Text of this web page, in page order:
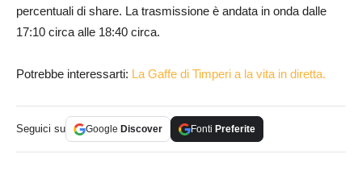
percentuali di share. La trasmissione è andata in onda dalle
17:10 circa alle 18:40 circa.
Potrebbe interessarti: La Gaffe di Timperi a la vita in diretta.
Seguici su Google Discover Fonti Preferite